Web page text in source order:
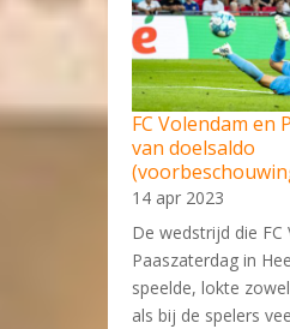
FC Volendam en
van doelsaldo
14 apr 2023
De wedstrijd die FC
Paaszaterdag in
speelde, lokte
als bij de spelers